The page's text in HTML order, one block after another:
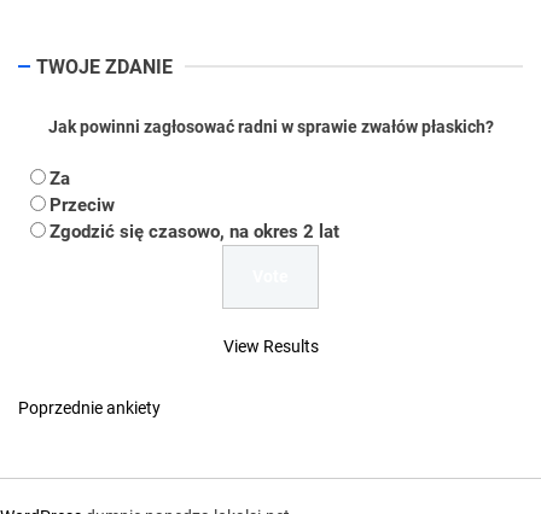
TWOJE ZDANIE
Jak powinni zagłosować radni w sprawie zwałów płaskich?
Za
Przeciw
Zgodzić się czasowo, na okres 2 lat
View Results
Poprzednie ankiety